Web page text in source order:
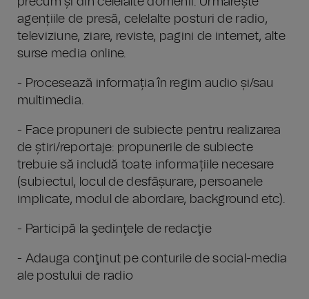
agențiile de presă, celelalte posturi de radio,
televiziune, ziare, reviste, pagini de internet, alte
surse media online.
- Procesează informația în regim audio și/sau
multimedia.
- Face propuneri de subiecte pentru realizarea
de știri/reportaje: propunerile de subiecte
trebuie să includă toate informațiile necesare
(subiectul, locul de desfășurare, persoanele
implicate, modul de abordare, background etc).
- Participă la şedinţele de redacţie
- Adauga conţinut pe conturile de social-media
ale postului de radio